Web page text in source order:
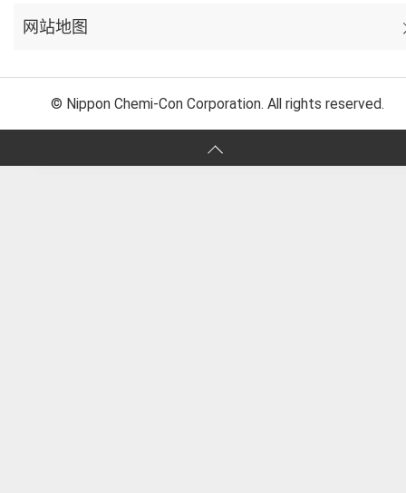
网站地图
© Nippon Chemi-Con Corporation. All rights reserved.